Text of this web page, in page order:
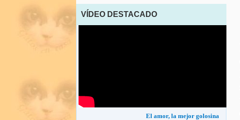
VÍDEO DESTACADO
El amor, la mejor golosina